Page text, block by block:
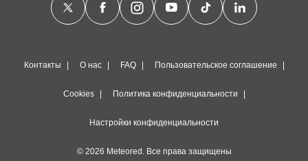
Контакты О нас FAQ Пользовательское соглашение
Cookies Политика конфиденциальности
Настройки конфиденциальности
© 2026 Meteored. Все права защищены